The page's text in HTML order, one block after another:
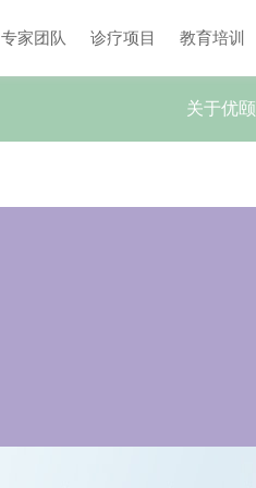
专家团队 诊疗项目 教育培训
关于优颐